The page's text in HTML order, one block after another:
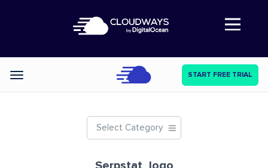
Abre a navegação
Categories START FREE TRIAL
Select Category
Serpstat_logo